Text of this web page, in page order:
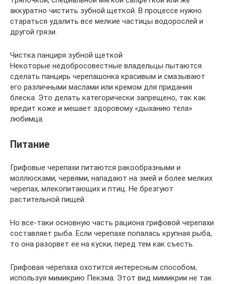
аккуратно чистить зубной щеткой. В процессе нужно
стараться удалить все мелкие частицы водорослей и
другой грязи.
Чистка панциря зубной щеткой
Некоторые недобросовестные владельцы пытаются
сделать панцирь черепашонка красивым и смазывают
его различными маслами или кремом для придания
блеска. Это делать категорически запрещено, так как
вредит коже и мешает здоровому «дыханию тела»
любимца.
Питание
Грифовые черепахи питаются ракообразными и
моллюсками, червями, нападают на змей и более мелких
черепах, млекопитающих и птиц. Не брезгуют
растительной пищей.
Но все-таки основную часть рациона грифовой черепахи
составляет рыба. Если черепахе попалась крупная рыба,
то она разорвет ее на куски, перед тем как съесть.
Грифовая черепаха охотится интересным способом,
используя мимикрию Пекэма. Этот вид мимикрии не так